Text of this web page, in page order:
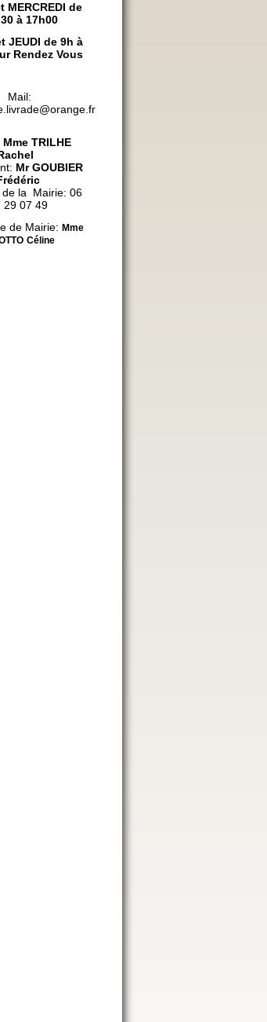
MERCREDI de
à 17h00
JEUDI de 9h à
Rendez Vous
Mail:
Mme TRILHE
Mr GOUBIER
de la Mairie: 06
29 07 49
de Mairie: Mme
Céline